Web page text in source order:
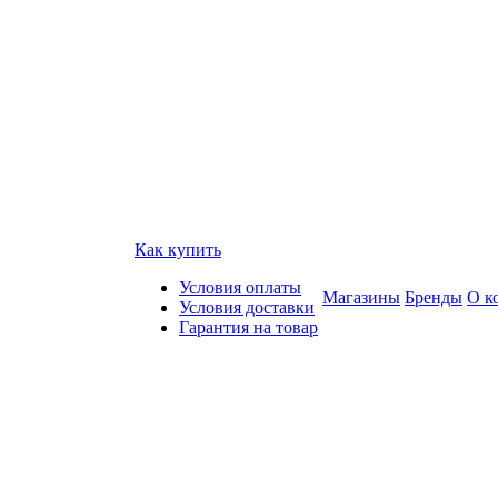
Как купить
Условия оплаты
Условия доставки
Гарантия на товар
Магазины Бренды О